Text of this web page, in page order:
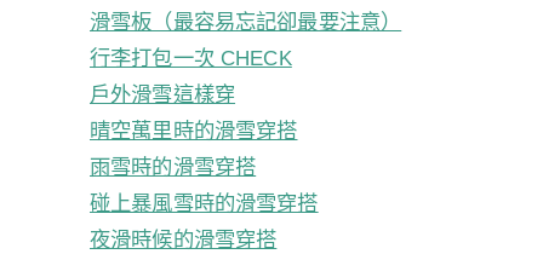
滑雪板（最容易忘記卻最要注意）
行李打包一次 CHECK
戶外滑雪這樣穿
晴空萬里時的滑雪穿搭
雨雪時的滑雪穿搭
碰上暴風雪時的滑雪穿搭
夜滑時候的滑雪穿搭